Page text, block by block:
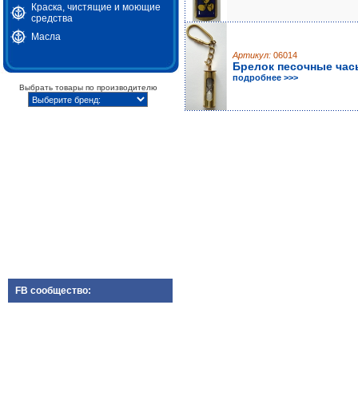
Краска, чистящие и моющие
средства
Масла
Выбрать товары по производителю
FB сообщество:
Артикул: 06014
Брелок песочные
подробнее >>>